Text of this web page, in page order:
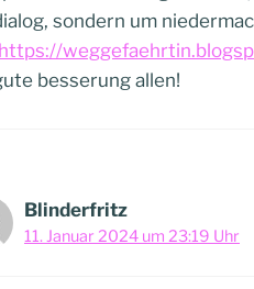
sondern um
https://
besserung allen!
Blinderfritz
11. Januar 2024 um 23:19 Uhr